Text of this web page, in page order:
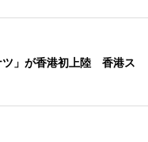
ツ」が香港初上陸 香港ス